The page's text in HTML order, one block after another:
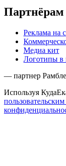
Партнёрам
Реклама на
Медиа кит
Логотипы в
— партнер
Используя